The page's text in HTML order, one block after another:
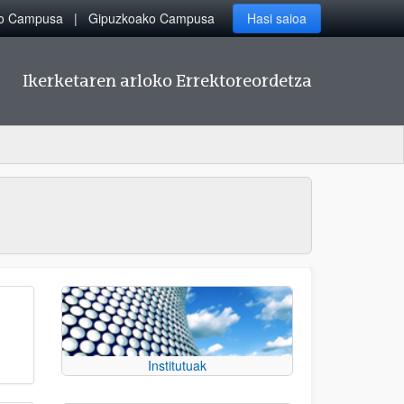
Campusa Gipuzkoako Campusa Hasi saioa
Ikerketaren arloko Errektoreordetza
Institutuak